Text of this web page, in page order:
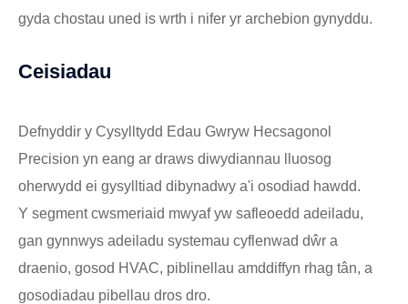
gyda chostau uned is wrth i nifer yr archebion gynyddu.
Ceisiadau
Defnyddir y Cysylltydd Edau Gwryw Hecsagonol
Precision yn eang ar draws diwydiannau lluosog
oherwydd ei gysylltiad dibynadwy a'i osodiad hawdd.
Y segment cwsmeriaid mwyaf yw safleoedd adeiladu,
gan gynnwys adeiladu systemau cyflenwad dŵr a
draenio, gosod HVAC, piblinellau amddiffyn rhag tân, a
gosodiadau pibellau dros dro.